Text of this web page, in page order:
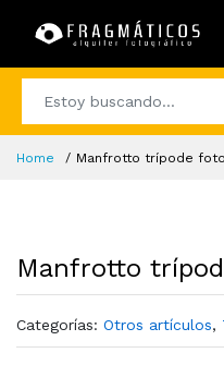
Home Manfrotto trípode
Manfrotto
Categorías: Otros artículos,